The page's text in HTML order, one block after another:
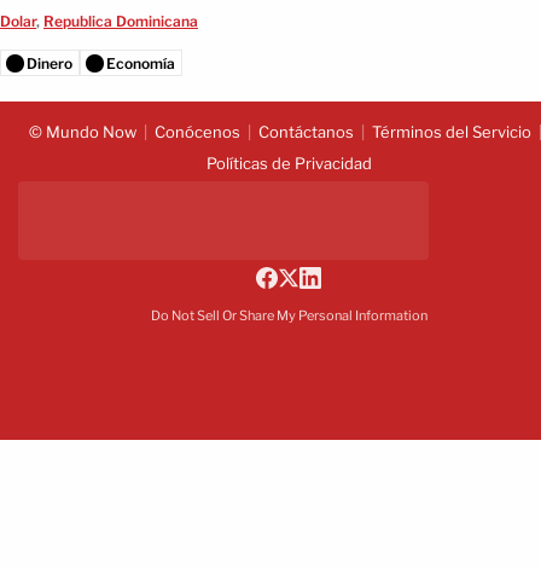
Dolar, Republica Dominicana
Dinero Economía
© Mundo Now Conócenos Contáctanos
Términos del Servicio
Políticas de Privacidad
Do Not Sell Or Share My Personal Information